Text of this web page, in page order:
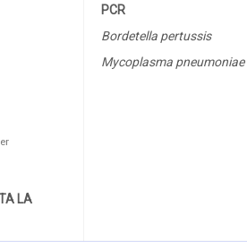
LA
PCR
Bordetella pertussis
Mycoplasma pneumoniae